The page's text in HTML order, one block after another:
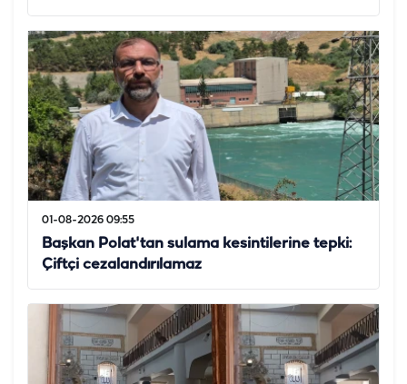
01-08-2026 09:55
Başkan Polat'tan sulama kesintilerine tepki:
Çiftçi cezalandırılamaz